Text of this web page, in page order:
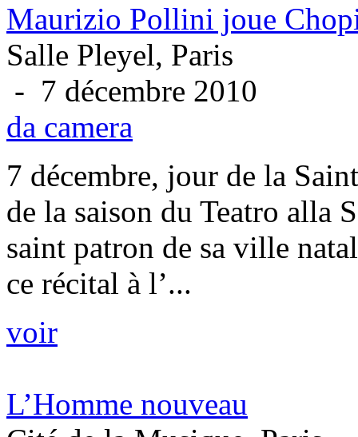
Maurizio Pollini joue
Salle Pleyel, Paris
- 7 décembre 2010
da camera
7 décembre, jour de la
de la saison du Teatro alla
saint patron de sa ville
ce récital à l’...
voir
L’Homme nouveau